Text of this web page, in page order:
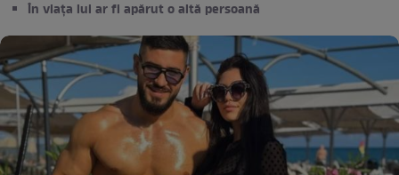
În viața lui ar fi apărut o altă persoană